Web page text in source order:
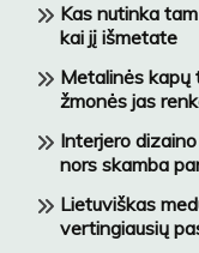
Kas nutinka
kai jį išmetate
Metalinės kapų
žmonės jas
Interjero
nors skamba
Lietuviškas
vertingiausių